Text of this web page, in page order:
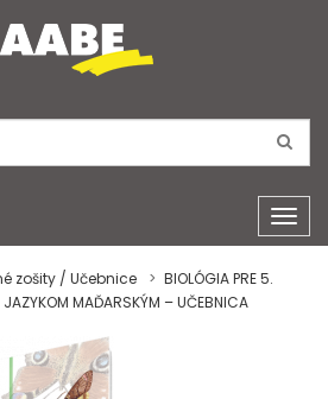
zošity / Učebnice
BIOLÓGIA PRE 5.
MAĎARSKÝM – UČEBNICA